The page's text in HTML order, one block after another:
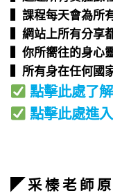
▍課程每天會為所
▍網站上所有分享
▍你所嚮往的身心
▍所有身在任何國
點擊此處了
點擊此處進
◤ 采 榛 老 師